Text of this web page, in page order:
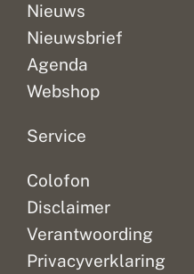
Nieuws
Nieuwsbrief
Agenda
Webshop
Service
Colofon
Disclaimer
Verantwoording
Privacyverklaring